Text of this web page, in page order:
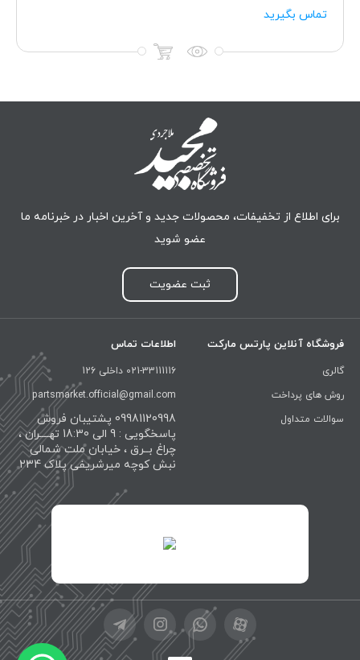
تماس بگیرید
برای اطلاع از تخفیفات، محصولات جدید و آخرین اخبار در خبرنامه ما
عضو شوید
ثبت عضویت
فروشگاه آنلاین پارتس مارکت
گالری
روش های پرداخت
سوالات متداول
اطلاعات تماس
021-33111116 داخلی 126
partsmarket.official@gmail.com
09981120998 پشتیبان فروش
پاسخگویی : 9 الی 18:30 تهــــران ،
چراغ بــرق ، خیابان ملت شمالی
نبش کوچه میرشریفی پلاک 234